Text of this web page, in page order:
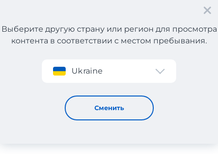
Регистрация
Выберите другую страну или регион для просмотра
контента в соответствии с местом пребывания.
Ukraine
Сменить
OZDILEKTEYIM